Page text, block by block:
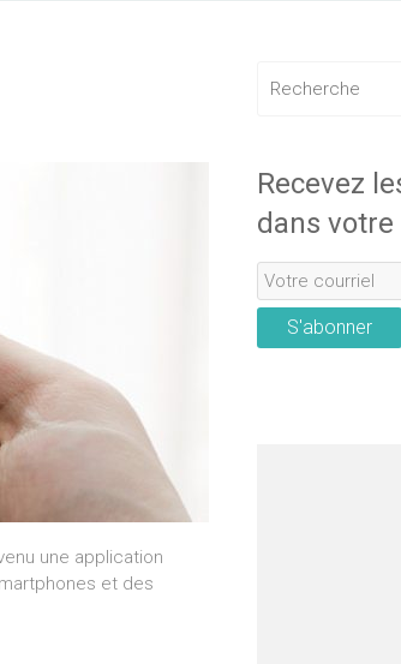
une application
et des
Recevez
dans votre
S'abonner